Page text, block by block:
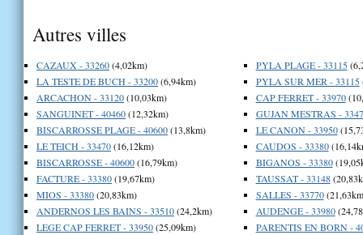
Autres villes
CAZAUX - 33260(4,02km)
LA TESTE DE BUCH - 33200(6,94km)
ARCACHON - 33120(10,03km)
SANGUINET - 40460(12,32km)
BISCARROSSE PLAGE - 40600(13,8km)
LE TEICH - 33470(16,12km)
BISCARROSSE - 40600(16,79km)
FACTURE - 33380(19,67km)
MIOS - 33380(20,83km)
ANDERNOS LES BAINS - 33510(24,2km)
LEGE CAP FERRET - 33950(25,09km)
PYLA PLAGE - 33115
PYLA SUR MER - 33115
CAP FERRET - 33970
GUJAN MESTRAS -
LE CANON - 33950
CAUDOS - 33380
BIGANOS - 33380
TAUSSAT - 33148
SALLES - 33770
AUDENGE - 33980
PARENTIS EN BORN -